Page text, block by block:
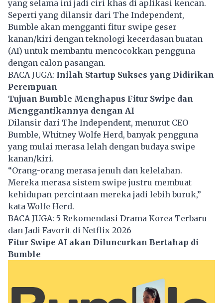
yang selama ini jadi ciri khas di aplikasi kencan.
Seperti yang dilansir dari The Independent,
Bumble akan mengganti fitur swipe geser
kanan/kiri dengan teknologi kecerdasan buatan
(AI) untuk membantu mencocokkan pengguna
dengan calon pasangan.
BACA JUGA: Inilah Startup Sukses yang Didirikan
Perempuan
Tujuan Bumble Menghapus Fitur Swipe dan
Menggantikannya dengan AI
Dilansir dari The Independent, menurut CEO
Bumble, Whitney Wolfe Herd, banyak pengguna
yang mulai merasa lelah dengan budaya swipe
kanan/kiri.
“Orang-orang merasa jenuh dan kelelahan.
Mereka merasa sistem swipe justru membuat
kehidupan percintaan mereka jadi lebih buruk,”
kata Wolfe Herd.
BACA JUGA: 5 Rekomendasi Drama Korea Terbaru
dan Jadi Favorit di Netflix 2026
Fitur Swipe AI akan Diluncurkan Bertahap di
Bumble